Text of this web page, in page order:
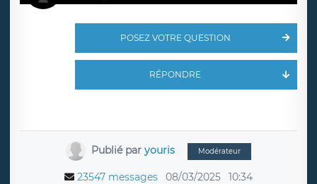
POSEZ VOTRE QUESTION
RÉPONDRE
Publié par youris Modérateur
23547 messages 08/03/2025 10:34